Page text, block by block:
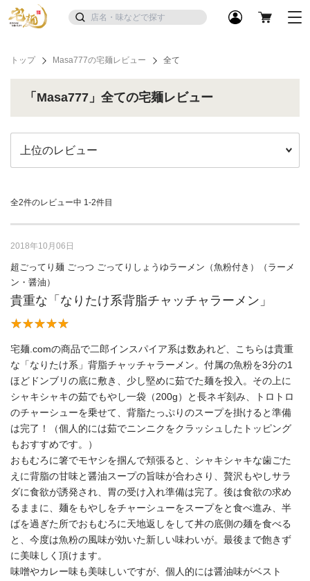
トップ Masa777の宅麺レビュー 全て
「Masa777」全ての宅麺レビュー
全2件のレビュー中 1-2件目
2018年10月06日
超ごってり麺 ごっつ ごってりしょうゆラーメン（魚粉付き）（ラーメ
ン・醤油）
貴重な「なりたけ系背脂チャッチャラーメン」
宅麺.comの商品で二郎インスパイア系は数あれど、こちらは貴重
な「なりたけ系」背脂チャッチャラーメン。付属の魚粉を3分の1
ほどドンブリの底に敷き、少し堅めに茹でた麺を投入。その上に
シャキシャキの茹でもやし一袋（200g）と長ネギ刻み、トロトロ
のチャーシューを乗せて、背脂たっぷりのスープを掛けると準備
は完了！（個人的には茹でニンニクをクラッシュしたトッピング
もおすすめです。）
おもむろに箸でモヤシを掴んで頬張ると、シャキシャキな歯ごた
えに背脂の甘味と醤油スープの旨味が合わさり、贅沢もやしサラ
ダに食欲が誘発され、胃の受け入れ準備は完了。後は食欲の求め
るままに、麺をもやしをチャーシューをスープをと食べ進み、半
ばを過ぎた所でおもむろに天地返しをして丼の底側の麺を食べる
と、今度は魚粉の風味が効いた新しい味わいが。最後まで飽きず
に美味しく頂けます。
味噌やカレー味も美味しいですが、個人的には醤油味がベスト